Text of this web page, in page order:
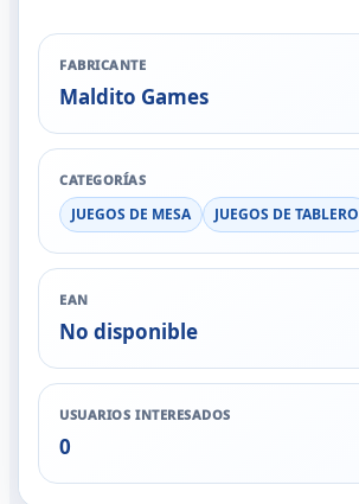
FABRICANTE
Maldito Games
CATEGORÍAS
JUEGOS DE MESA JUEGOS DE TABLERO
EAN
No disponible
USUARIOS INTERESADOS
0